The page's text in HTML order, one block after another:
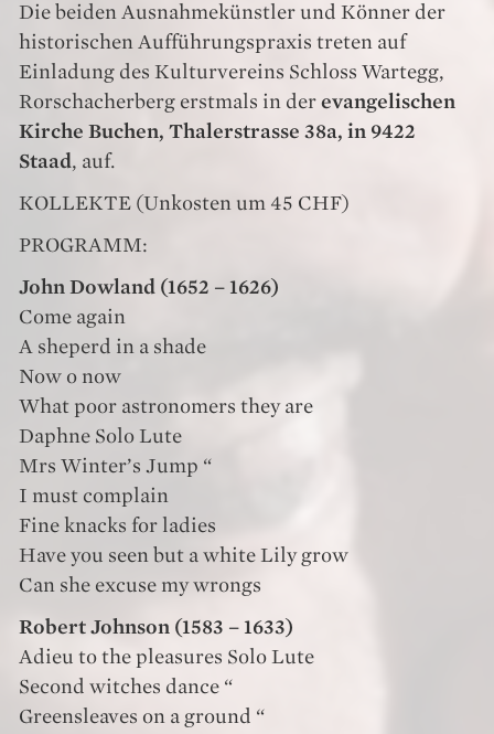
Die beiden Ausnahmekünstler und Könner der
historischen Aufführungspraxis treten auf
Einladung des Kulturvereins Schloss Wartegg,
Rorschacherberg erstmals in der evangelischen
Kirche Buchen, Thalerstrasse 38a, in 9422
Staad, auf.
KOLLEKTE (Unkosten um 45 CHF)
PROGRAMM:
John Dowland (1652 – 1626)
Come again
A sheperd in a shade
Now o now
What poor astronomers they are
Daphne Solo Lute
Mrs Winter’s Jump “
I must complain
Fine knacks for ladies
Have you seen but a white Lily grow
Can she excuse my wrongs
Robert Johnson (1583 – 1633)
Adieu to the pleasures Solo Lute
Second witches dance “
Greensleaves on a ground “